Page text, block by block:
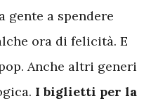
gente a spendere
ora di felicità. E
Anche altri generi
I biglietti per la